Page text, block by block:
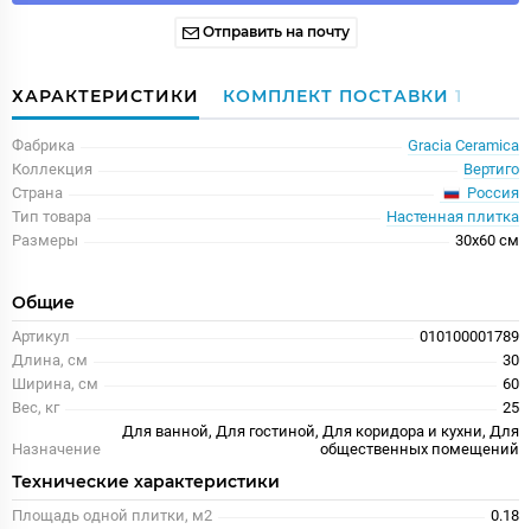
Отправить на почту
ХАРАКТЕРИСТИКИ КОМПЛЕКТ ПОСТАВКИ 1
Фабрика
Gracia Ceramica
Коллекция
Вертиго
Страна
Россия
Тип товара
Настенная плитка
Размеры
30x60 см
Общие
Артикул
010100001789
Длина, см
30
Ширина, см
60
Вес, кг
25
Назначение
Для ванной, Для гостиной, Для коридора и кухни, Для
общественных помещений
Технические характеристики
Площадь одной плитки, м2
0.18